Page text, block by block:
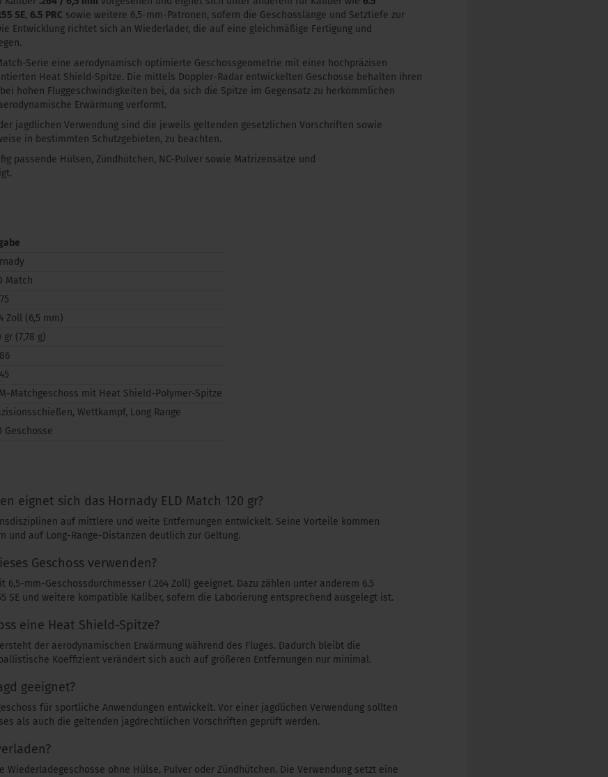
SE, 6.5 PRC sowie weitere 6,5-mm-Patronen, sofern die Geschosslänge und Setztiefe zur
Entwicklung richtet sich an Wiederlader, die auf eine gleichmäßige Fertigung und
Serie eine aerodynamisch optimierte Geschossgeometrie mit einer hochpräzisen
Heat Shield-Spitze. Die mittels Doppler-Radar entwickelten Geschosse behalten ihren
hohen Fluggeschwindigkeiten bei, da sich die Spitze im Gegensatz zu herkömmlichen
Erwärmung verformt.
jagdlichen Verwendung sind die jeweils geltenden gesetzlichen Vorschriften sowie
in bestimmten Schutzgebieten, zu beachten.
passende Hülsen, Zündhütchen, NC-Pulver sowie Matrizensätze und
Match
Zoll (6,5 mm)
gr (7,78 g)
Matchgeschoss mit Heat Shield-Polymer-Spitze
Wettkampf, Long Range
Geschosse
eignet sich das Hornady ELD Match 120 gr?
auf mittlere und weite Entfernungen entwickelt. Seine Vorteile kommen
und auf Long-Range-Distanzen deutlich zur Geltung.
Geschoss verwenden?
6,5-mm-Geschossdurchmesser (.264 Zoll) geeignet. Dazu zählen unter anderem 6.5
SE und weitere kompatible Kaliber, sofern die Laborierung entsprechend ausgelegt ist.
eine Heat Shield-Spitze?
der aerodynamischen Erwärmung während des Fluges. Dadurch bleibt die
Koeffizient verändert sich auch auf größeren Entfernungen nur minimal.
geeignet?
für sportliche Anwendungen entwickelt. Vor einer jagdlichen Verwendung sollten
als auch die geltenden jagdrechtlichen Vorschriften geprüft werden.
Wiederladegeschosse ohne Hülse, Pulver oder Zündhütchen. Die Verwendung setzt eine